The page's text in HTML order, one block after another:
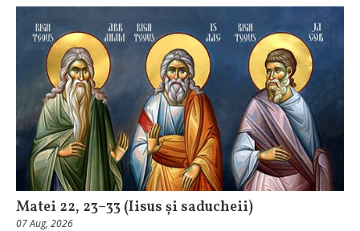
Matei 22, 23–33 (Iisus și saducheii)
07 Aug, 2026